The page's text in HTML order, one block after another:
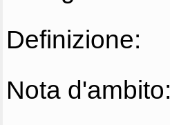
Definizione:
Nota d'ambito: